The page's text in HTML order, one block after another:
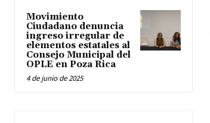
Movimiento
Ciudadano denuncia
ingreso irregular de
elementos estatales al
Consejo Municipal del
OPLE en Poza Rica
4 de junio de 2025